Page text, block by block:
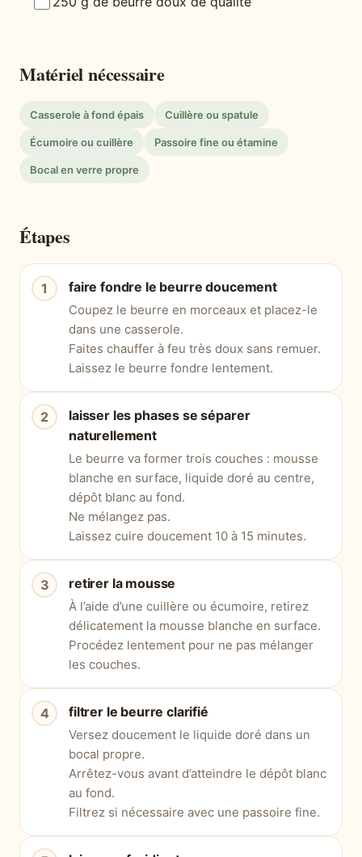
Matériel nécessaire
Casserole à fond épais Cuillère ou spatule
Écumoire ou cuillère Passoire fine ou étamine
Bocal en verre propre
Étapes
faire fondre le beurre doucement
Coupez le beurre en morceaux et placez-le
dans une casserole.
Faites chauffer à feu très doux sans remuer.
Laissez le beurre fondre lentement.
laisser les phases se séparer
naturellement
Le beurre va former trois couches : mousse
blanche en surface, liquide doré au centre,
dépôt blanc au fond.
Ne mélangez pas.
Laissez cuire doucement 10 à 15 minutes.
retirer la mousse
À l’aide d’une cuillère ou écumoire, retirez
délicatement la mousse blanche en surface.
Procédez lentement pour ne pas mélanger
les couches.
filtrer le beurre clarifié
Versez doucement le liquide doré dans un
bocal propre.
Arrêtez-vous avant d’atteindre le dépôt blanc
au fond.
Filtrez si nécessaire avec une passoire fine.